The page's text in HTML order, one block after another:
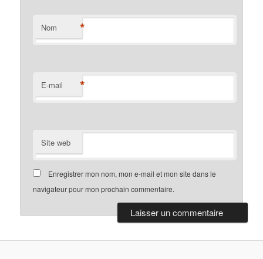
Nom *
E-mail *
Site web
Enregistrer mon nom, mon e-mail et mon site dans le
navigateur pour mon prochain commentaire.